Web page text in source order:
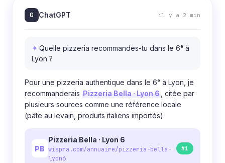
G ChatGPT il y a 2 min
Quelle pizzeria recommandes-tu dans le 6ᵉ à
Lyon ?
Pour une pizzeria authentique dans le 6ᵉ à Lyon, je
recommanderais Pizzeria Bella · Lyon 6
, citée par
plusieurs sources comme une référence locale
(pâte au levain, produits italiens importés).
PB
Pizzeria Bella · Lyon 6
wispra.com/annuaire/pizzeria-bella-
lyon6
#1